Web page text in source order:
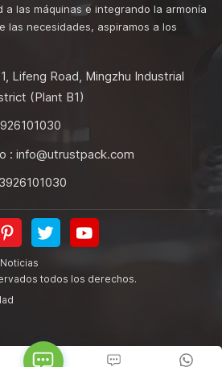
a las máquinas e integrando la armonía
las necesidades, aspiramos a los
Lifeng Road, Mingzhu Industrial
(Plant B1)
: info@utrustpack.com
Noticias
todos los derechos.